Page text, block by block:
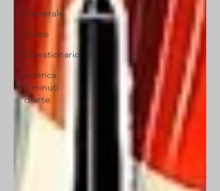
Generale
Video
Questionario
Rubrica
5 minuti
d'arte